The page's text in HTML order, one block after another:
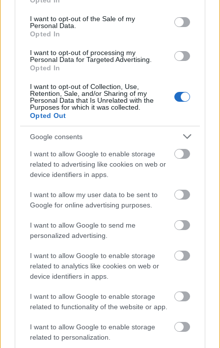
use your data for below specified purposes in below Google
consent section.
I want to opt-out of the Sale of my
Personal Data.
Opted In
I want to opt-out of processing my
Personal Data for Targeted Advertising.
Opted In
I want to opt-out of Collection, Use,
Retention, Sale, and/or Sharing of my
Personal Data that Is Unrelated with the
Purposes for which it was collected.
Opted Out
Google consents
I want to allow Google to enable storage
related to advertising like cookies on web or
device identifiers in apps.
I want to allow my user data to be sent to
Google for online advertising purposes.
I want to allow Google to send me
personalized advertising.
I want to allow Google to enable storage
related to analytics like cookies on web or
device identifiers in apps.
I want to allow Google to enable storage
related to functionality of the website or app.
I want to allow Google to enable storage
related to personalization.
„Csonka évadot zárni nem felemelő
érzés"
mtothorsi•2020. július 15.
Megtartotta évadzáró társulati ülését a Tomcsa
Sándor Színház. A világjárvány próbára tette az
"Csak engedjenek át a határon,
jövünk!"